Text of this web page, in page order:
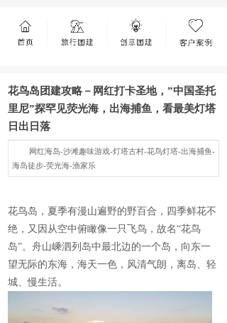
花鸟岛团建攻略－网红打卡圣地，”中国圣托
里尼”探罕见荧光海，出海捕鱼，看最美灯塔
日出日落
网红海岛-沙滩趣味游戏-灯塔古村-花鸟灯塔-出海捕鱼-
海岛徒步-荧光海-渔家乐
花鸟岛，夏季有漫山遍野的野百合，四季鲜花不
绝，又因从空中俯瞰像一只飞鸟，故名“花鸟
岛”。舟山嵊泗列岛中最北边的一个岛，向东一
望无际的东海，海天一色，风清气朗，离岛、轻
城、慢生活。